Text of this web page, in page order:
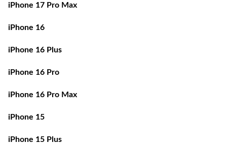
iPhone 17 Pro Max
iPhone 16
iPhone 16 Plus
iPhone 16 Pro
iPhone 16 Pro Max
iPhone 15
iPhone 15 Plus